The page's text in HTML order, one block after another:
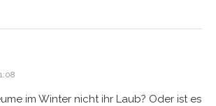
im Winter nicht ihr Laub? Oder ist es